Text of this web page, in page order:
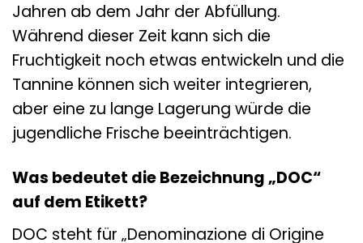
Jahren ab dem Jahr der Abfüllung.
Während dieser Zeit kann sich die
Fruchtigkeit noch etwas entwickeln und die
Tannine können sich weiter integrieren,
aber eine zu lange Lagerung würde die
jugendliche Frische beeinträchtigen.
Was bedeutet die Bezeichnung „DOC“
auf dem Etikett?
DOC steht für „Denominazione di Origine